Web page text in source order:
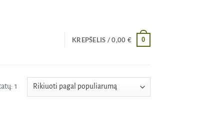
KREPŠELIS /0,00 € 0
1